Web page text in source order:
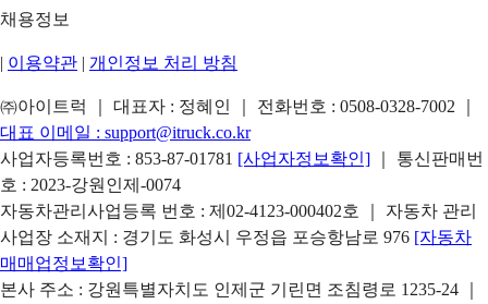
채용정보
| 이용약관 | 개인정보 처리 방침
㈜아이트럭 ｜ 대표자 : 정혜인 ｜ 전화번호 : 0508-0328-7002
대표 이메일 : support@itruck.co.kr
사업자등록번호 : 853-87-01781 [사업자정보확인]
｜ 통신판매번
호 : 2023-강원인제-0074
자동차관리사업등록 번호 : 제02-4123-000402호 ｜ 자동차 관리
사업장 소재지 : 경기도 화성시 우정읍 포승항남로 976 [자동차
매매업정보확인]
본사 주소 : 강원특별자치도 인제군 기린면 조침령로 1235-24 ｜